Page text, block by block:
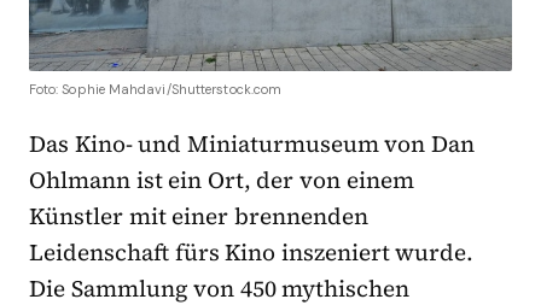
Foto: Sophie Mahdavi/Shutterstock.com
Das Kino- und Miniaturmuseum von Dan
Ohlmann ist ein Ort, der von einem
Künstler mit einer brennenden
Leidenschaft fürs Kino inszeniert wurde.
Die Sammlung von 450 mythischen